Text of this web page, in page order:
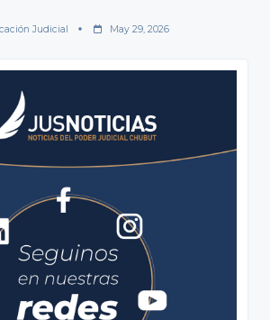
Judicial May 29, 2026